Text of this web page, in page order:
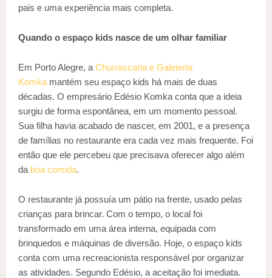
pais e uma experiência mais completa.
Quando o espaço kids nasce de um olhar familiar
Em Porto Alegre, a Churrascaria e Galeteria
Komka mantém seu espaço kids há mais de duas
décadas. O empresário Edésio Komka conta que a ideia
surgiu de forma espontânea, em um momento pessoal.
Sua filha havia acabado de nascer, em 2001, e a presença
de famílias no restaurante era cada vez mais frequente. Foi
então que ele percebeu que precisava oferecer algo além
da boa comida.
O restaurante já possuía um pátio na frente, usado pelas
crianças para brincar. Com o tempo, o local foi
transformado em uma área interna, equipada com
brinquedos e máquinas de diversão. Hoje, o espaço kids
conta com uma recreacionista responsável por organizar
as atividades. Segundo Edésio, a aceitação foi imediata.